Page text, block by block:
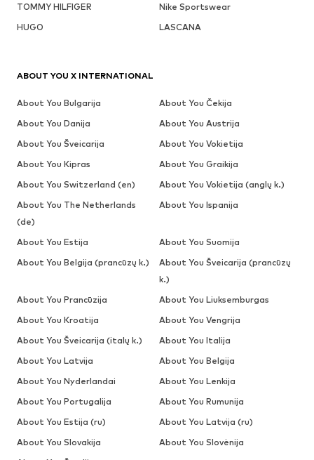
TOMMY HILFIGER
Nike Sportswear
HUGO
LASCANA
ABOUT YOU X INTERNATIONAL
About You Bulgarija
About You Čekija
About You Danija
About You Austrija
About You Šveicarija
About You Vokietija
About You Kipras
About You Graikija
About You Switzerland (en)
About You Vokietija (anglų k.)
About You The Netherlands
(de)
About You Ispanija
About You Estija
About You Suomija
About You Belgija (prancūzų k.)
About You Šveicarija (prancūzų
k.)
About You Prancūzija
About You Liuksemburgas
About You Kroatija
About You Vengrija
About You Šveicarija (italų k.)
About You Italija
About You Latvija
About You Belgija
About You Nyderlandai
About You Lenkija
About You Portugalija
About You Rumunija
About You Estija (ru)
About You Latvija (ru)
About You Slovakija
About You Slovėnija